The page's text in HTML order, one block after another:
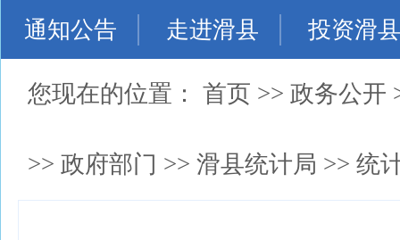
通知公告 走进滑县 投资滑县
您现在的位置： 首页 >> 政务公开
>> 政府部门 >> 滑县统计局 >> 统